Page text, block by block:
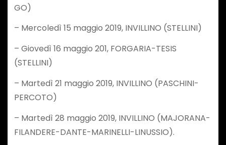
GO)
– Mercoledì 15 maggio 2019, INVILLINO (STELLINI)
– Giovedì 16 maggio 201, FORGARIA-TESIS
(STELLINI)
– Martedì 21 maggio 2019, INVILLINO (PASCHINI-
PERCOTO)
– Martedì 28 maggio 2019, INVILLINO (MAJORANA-
FILANDERE-DANTE-MARINELLI-LINUSSIO).